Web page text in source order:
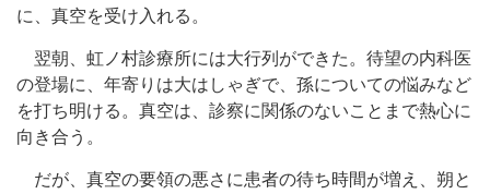
に、真空を受け入れる。
翌朝、虹ノ村診療所には大行列ができた。待望の内科医
の登場に、年寄りは大はしゃぎで、孫についての悩みなど
を打ち明ける。真空は、診察に関係のないことまで熱心に
向き合う。
だが、真空の要領の悪さに患者の待ち時間が増え、朔と